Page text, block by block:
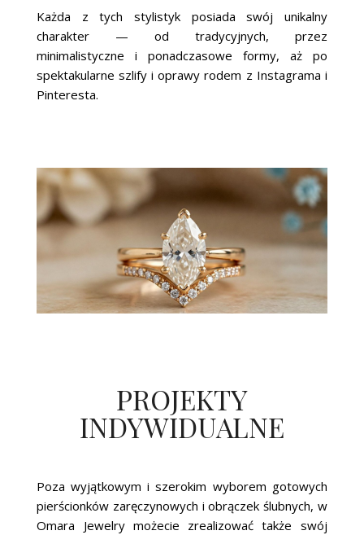
Każda z tych stylistyk posiada swój unikalny
charakter — od tradycyjnych, przez
minimalistyczne i ponadczasowe formy, aż po
spektakularne szlify i oprawy rodem z Instagrama i
Pinteresta.
PROJEKTY
INDYWIDUALNE
Poza wyjątkowym i szerokim wyborem gotowych
pierścionków zaręczynowych i obrączek ślubnych, w
Omara Jewelry możecie zrealizować także swój